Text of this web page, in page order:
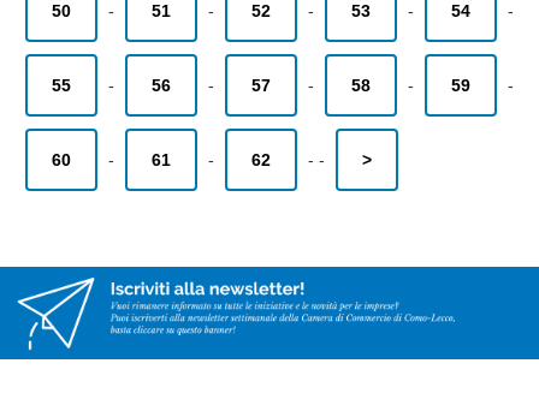
50 - 51 - 52 - 53 - 54 -
55 - 56 - 57 - 58 - 59 -
60 - 61 - 62 - - >